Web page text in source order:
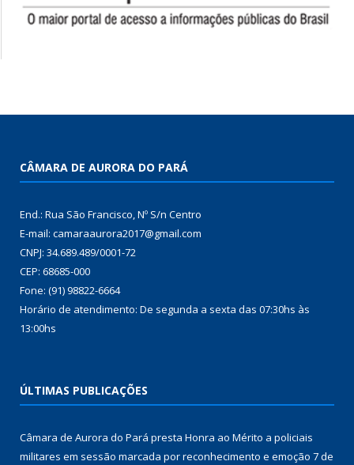
CÂMARA DE AURORA DO PARÁ
End.: Rua São Francisco, Nº S/n Centro
E-mail: camaraaurora2017@gmail.com
CNPJ: 34.689.489/0001-72
CEP: 68685-000
Fone: (91) 98822-6664
Horário de atendimento: De segunda a sexta das 07:30hs às
13:00hs
ÚLTIMAS PUBLICAÇÕES
Câmara de Aurora do Pará presta Honra ao Mérito a policiais
militares em sessão marcada por reconhecimento e emoção 7 de